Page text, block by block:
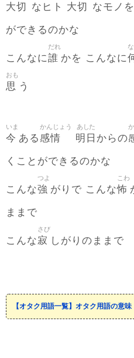
大切 なヒト 大切 なモノを
ができるのかな
こんなに誰
だれ
かを こんなに
思
おも
う
今
いま
ある 感情
かんじょう
明日
あした
からの
くことができるのかな
こんな強
つよ
がりで こんな怖
こわ
ままで
こんな寂
さび
しがりのままで
【オタク用語一覧】オタク用語の意